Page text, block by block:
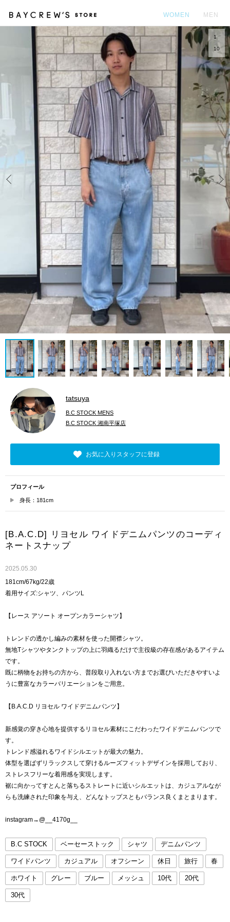
WOMEN MEN
1
10
tatsuya
B.C STOCK MENS
B.C STOCK 湘南平塚店
お気に入りスタッフに登録
プロフィール
身長：181cm
[B.A.C.D] リヨセル ワイドデニムパンツのコーディ
ネートスナップ
2025.05.30
181cm/67kg/22歳
着用サイズ:シャツ、パンツL
【レース アソート オープンカラーシャツ】
トレンドの透かし編みの素材を使った開襟シャツ。
無地Tシャツやタンクトップの上に羽織るだけで主役級の存在感があるアイテム
です。
既に柄物をお持ちの方から、普段取り入れない方までお選びいただきやすいよ
うに豊富なカラーバリエーションをご用意。
【B.A.C.D リヨセル ワイドデニムパンツ】
新感覚の穿き心地を提供するリヨセル素材にこだわったワイドデニムパンツで
す。
トレンド感溢れるワイドシルエットが最大の魅力。
体型を選ばずリラックスして穿けるルーズフィットデザインを採用しており、
ストレスフリーな着用感を実現します。
裾に向かってすとんと落ちるストレートに近いシルエットは、カジュアルなが
らも洗練された印象を与え、どんなトップスともバランス良くまとまります。
instagram→@__4170g__
B.C STOCK ベーセーストック シャツ デニムパンツ
ワイドパンツ カジュアル オフシーン 休日 旅行 春
ホワイト グレー ブルー メッシュ 10代 20代
30代